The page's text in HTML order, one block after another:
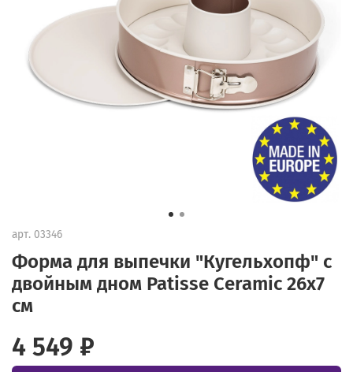
арт. 03346
Форма для выпечки "Кугельхопф" с
двойным дном Patisse Ceramic 26х7
см
4 549 ₽